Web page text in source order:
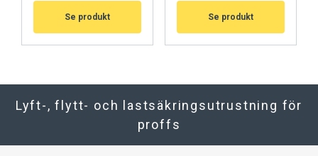
Se produkt Se produkt
Lyft-, flytt- och lastsäkringsutrustning för
proffs